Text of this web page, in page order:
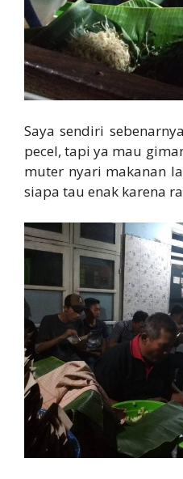
Saya sendiri
pecel, tapi ya mau
muter nyari makanan
siapa tau enak karena